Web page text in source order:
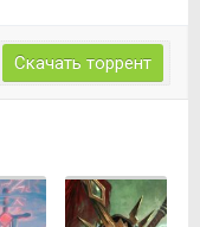
Скачать торрент